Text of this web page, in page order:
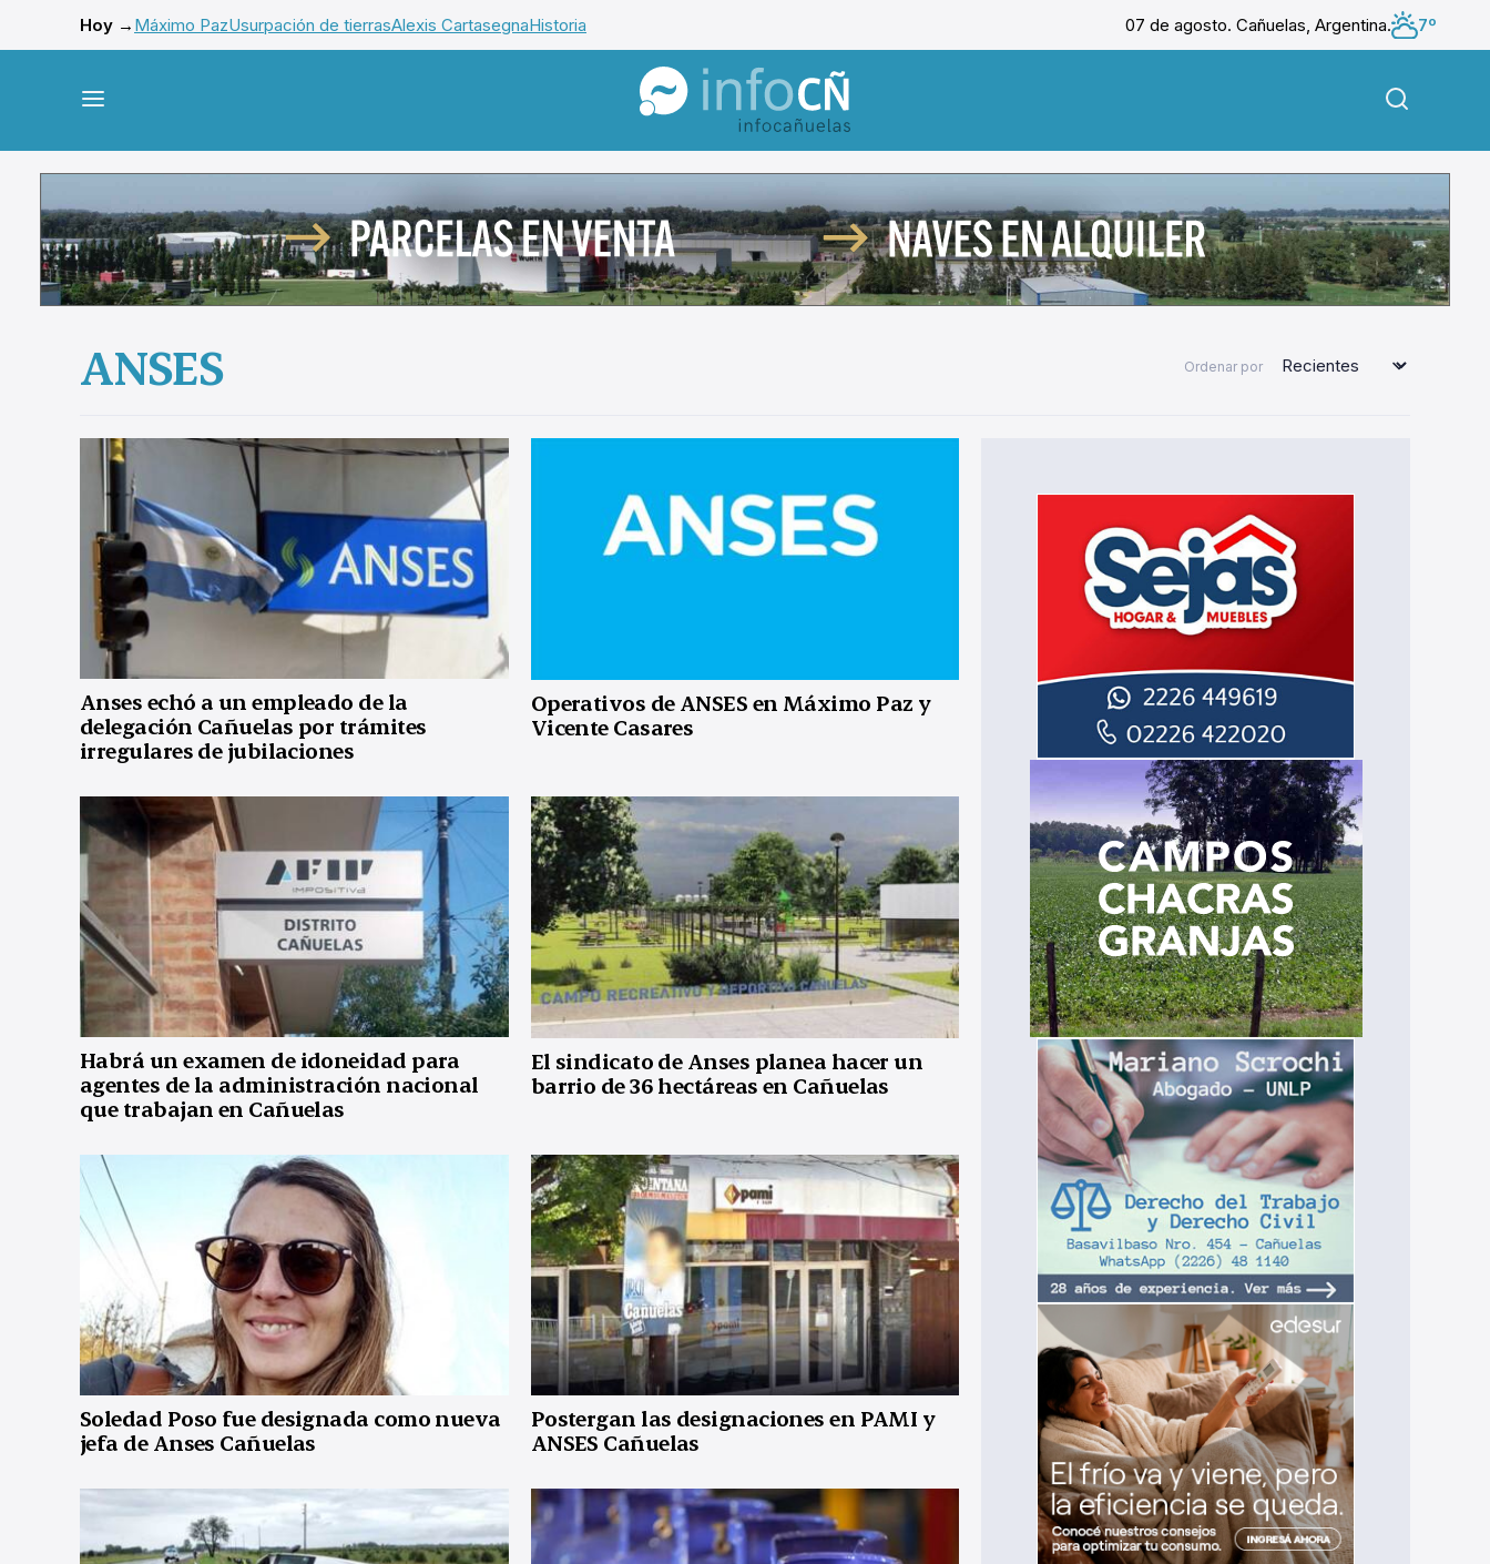
Hoy → Máximo PazUsurpación de tierrasAlexis CartasegnaHistoria 07 de agosto. Cañuelas, Argentina.
7º
InfoCañuelas
ANSES Ordenar por
Anses echó a un empleado de la
delegación Cañuelas por trámites
irregulares de jubilaciones
Operativos de ANSES en Máximo Paz y
Vicente Casares
Habrá un examen de idoneidad para
agentes de la administración nacional
que trabajan en Cañuelas
El sindicato de Anses planea hacer un
barrio de 36 hectáreas en Cañuelas
Soledad Poso fue designada como nueva
jefa de Anses Cañuelas
Postergan las designaciones en PAMI y
ANSES Cañuelas